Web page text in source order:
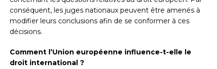
conséquent, les juges nationaux peuvent être amenés à
modifier leurs conclusions afin de se conformer à ces
décisions.
Comment l’Union européenne influence-t-elle le
droit international ?